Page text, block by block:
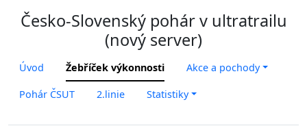
Česko-Slovenský pohár v ultratrailu
(nový server)
Úvod Žebříček výkonnosti Akce a pochody
Pohár ČSUT 2.linie Statistiky